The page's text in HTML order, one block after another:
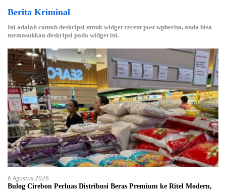
Berita Kriminal
Ini adalah contoh deskripsi untuk widget recent post wpberita, anda bisa
memasukkan deskripsi pada widget ini.
6 Agustus 2026
Bulog Cirebon Perluas Distribusi Beras Premium ke Ritel Modern,